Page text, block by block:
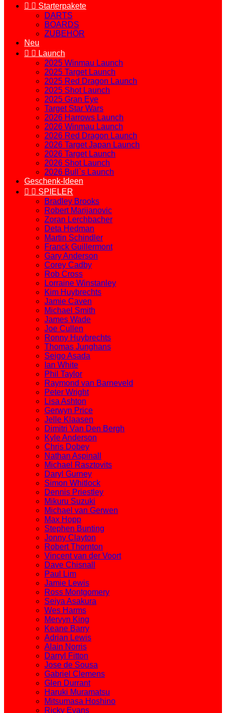
  Starterpakete
DARTS
BOARDS
ZUBEHÖR
Neu
  Launch
2025 Winmau Launch
2025 Target Launch
2025 Red Dragon Launch
2025 Shot Launch
2025 Gran Eye
Target Star Wars
2026 Harrows Launch
2026 Winmau Launch
2026 Red Dragon Launch
2026 Target Japan Launch
2026 Target Launch
2026 Shot Launch
2026 Bull`s Launch
Geschenk-Ideen
  SPIELER
Bradley Brooks
Robert Marijanovic
Zoran Lerchbacher
Deta Hedman
Martin Schindler
Franck Guillermont
Gary Anderson
Corey Cadby
Rob Cross
Lorraine Winstanley
Kim Huybrechts
Jamie Caven
Michael Smith
James Wade
Joe Cullen
Ronny Huybrechts
Thomas Junghans
Seigo Asada
Ian White
Phil Taylor
Raymond van Barneveld
Peter Wright
Lisa Ashton
Gerwyn Price
Jelle Klaasen
Dimitri Van Den Bergh
Kyle Anderson
Chris Dobey
Nathan Aspinall
Michael Rasztovits
Daryl Gurney
Simon Whitlock
Dennis Priestley
Mikuru Suzuki
Michael van Gerwen
Max Hopp
Stephen Bunting
Jonny Clayton
Robert Thornton
Vincent van der Voort
Dave Chisnall
Paul Lim
Jamie Lewis
Ross Montgomery
Seiya Asakura
Wes Harms
Mervyn King
Keane Barry
Adrian Lewis
Alain Norris
Darryl Fitton
Jose de Sousa
Gabriel Clemens
Glen Durrant
Haruki Muramatsu
Mitsumasa Hoshino
Ricky Evans